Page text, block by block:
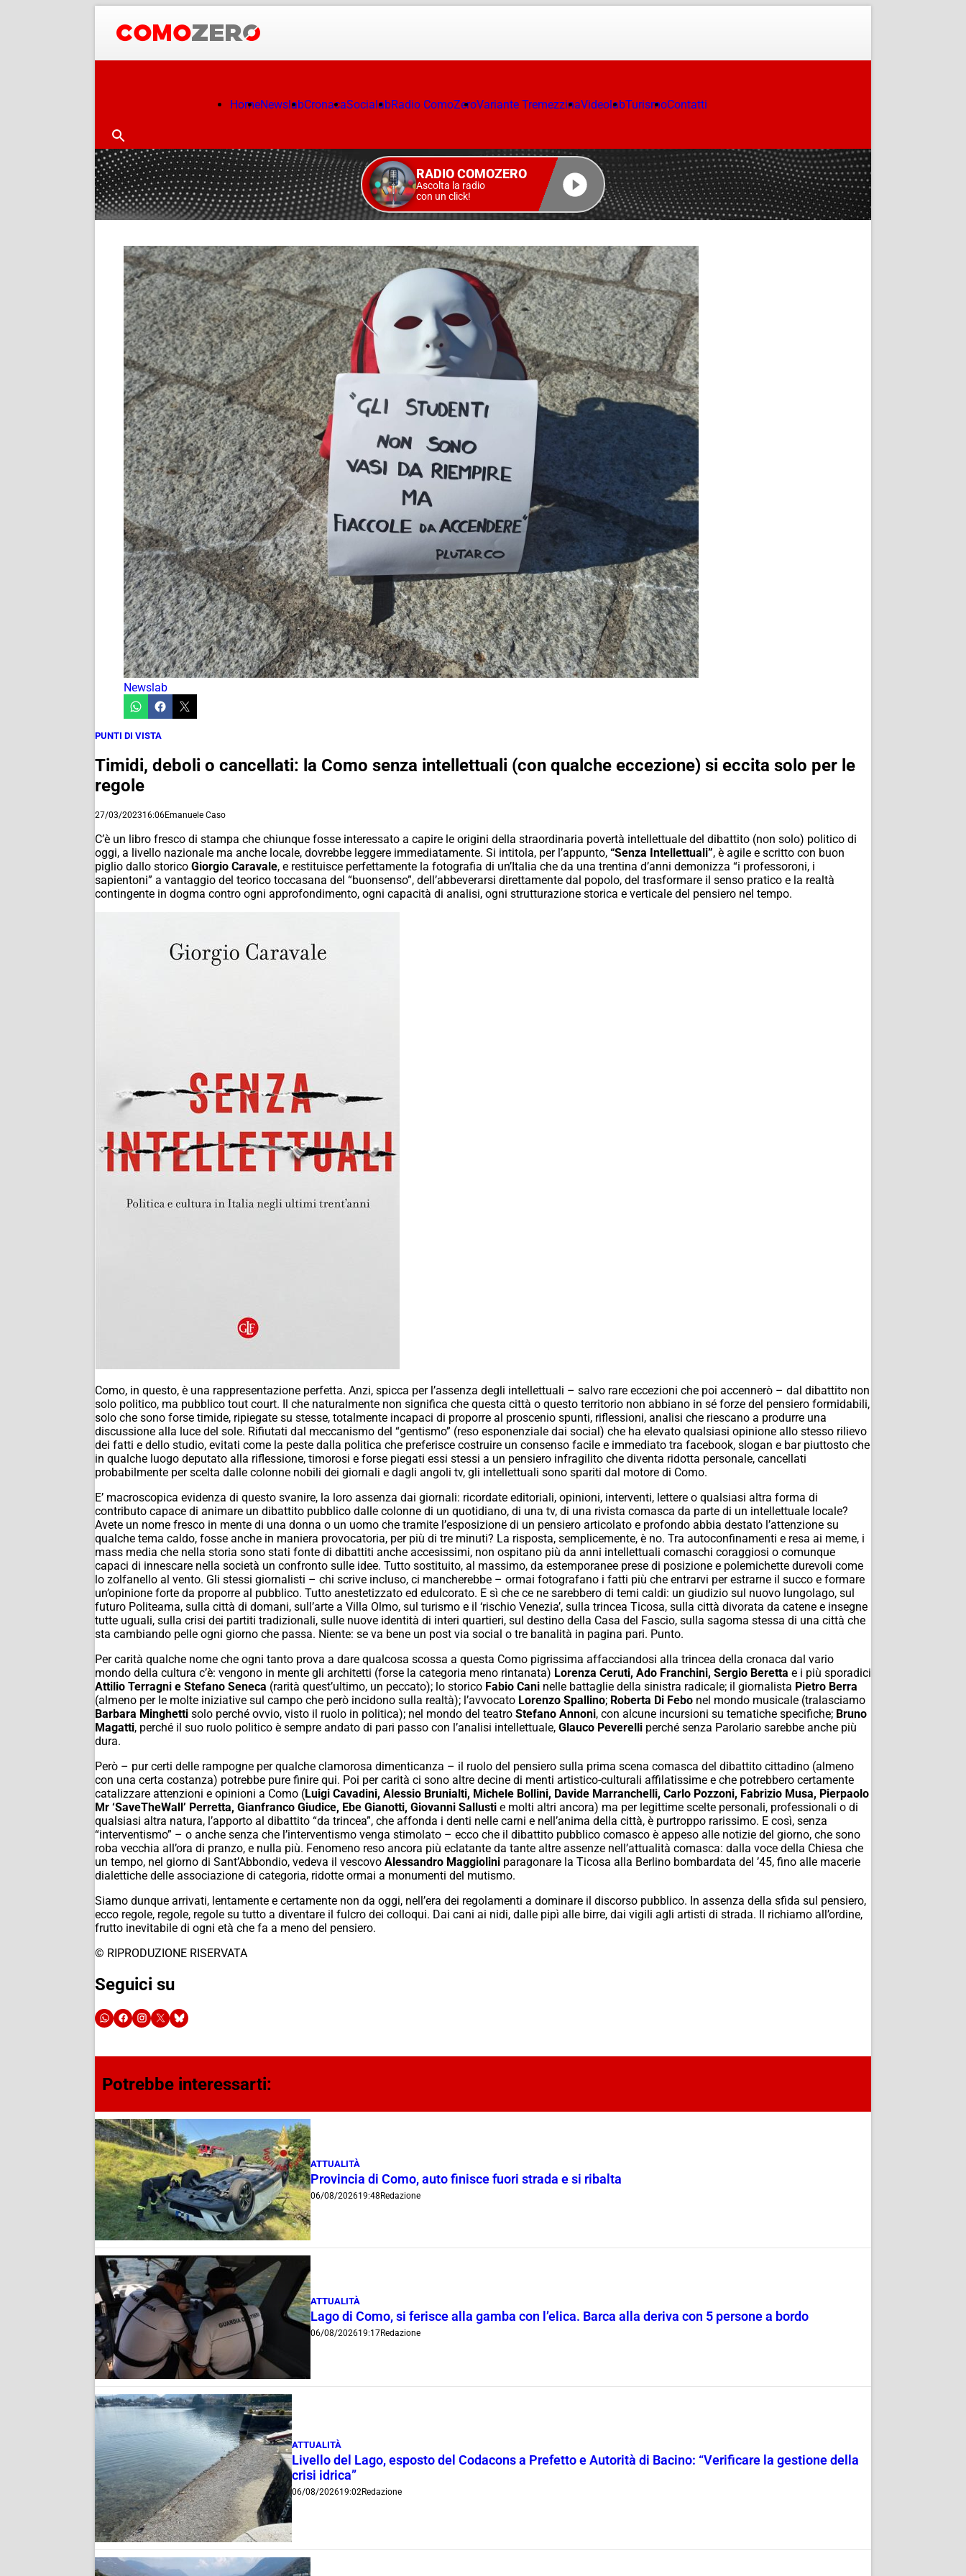
HomeNewslabCronacaSocialabRadio ComoZeroVariante TremezzinaVideolabTurismoContatti
RADIO COMOZERO
Ascolta la radio
con un click!
Newslab
PUNTI DI VISTA
Timidi, deboli o cancellati: la Como senza intellettuali (con qualche eccezione) si eccita solo per le
regole
27/03/202316:06Emanuele Caso
C’è un libro fresco di stampa che chiunque fosse interessato a capire le origini della straordinaria povertà intellettuale del dibattito (non solo) politico di
oggi, a livello nazionale ma anche locale, dovrebbe leggere immediatamente. Si intitola, per l’appunto, “Senza Intellettuali”, è agile e scritto con buon
piglio dallo storico Giorgio Caravale, e restituisce perfettamente la fotografia di un’Italia che da una trentina d’anni demonizza “i professoroni, i
sapientoni” a vantaggio del teorico toccasana del “buonsenso”, dell’abbeverarsi direttamente dal popolo, del trasformare il senso pratico e la realtà
contingente in dogma contro ogni approfondimento, ogni capacità di analisi, ogni strutturazione storica e verticale del pensiero nel tempo.
Como, in questo, è una rappresentazione perfetta. Anzi, spicca per l’assenza degli intellettuali – salvo rare eccezioni che poi accennerò – dal dibattito non
solo politico, ma pubblico tout court. Il che naturalmente non significa che questa città o questo territorio non abbiano in sé forze del pensiero formidabili,
solo che sono forse timide, ripiegate su stesse, totalmente incapaci di proporre al proscenio spunti, riflessioni, analisi che riescano a produrre una
discussione alla luce del sole. Rifiutati dal meccanismo del “gentismo” (reso esponenziale dai social) che ha elevato qualsiasi opinione allo stesso rilievo
dei fatti e dello studio, evitati come la peste dalla politica che preferisce costruire un consenso facile e immediato tra facebook, slogan e bar piuttosto che
in qualche luogo deputato alla riflessione, timorosi e forse piegati essi stessi a un pensiero infragilito che diventa ridotta personale, cancellati
probabilmente per scelta dalle colonne nobili dei giornali e dagli angoli tv, gli intellettuali sono spariti dal motore di Como.
E’ macroscopica evidenza di questo svanire, la loro assenza dai giornali: ricordate editoriali, opinioni, interventi, lettere o qualsiasi altra forma di
contributo capace di animare un dibattito pubblico dalle colonne di un quotidiano, di una tv, di una rivista comasca da parte di un intellettuale locale?
Avete un nome fresco in mente di una donna o un uomo che tramite l’esposizione di un pensiero articolato e profondo abbia destato l’attenzione su
qualche tema caldo, fosse anche in maniera provocatoria, per più di tre minuti? La risposta, semplicemente, è no. Tra autoconfinamenti e resa ai meme, i
mass media che nella storia sono stati fonte di dibattiti anche accesissimi, non ospitano più da anni intellettuali comaschi coraggiosi o comunque
capaci di innescare nella società un confronto sulle idee. Tutto sostituito, al massimo, da estemporanee prese di posizione e polemichette durevoli come
lo zolfanello al vento. Gli stessi giornalisti – chi scrive incluso, ci mancherebbe – ormai fotografano i fatti più che entrarvi per estrarne il succo e formare
un’opinione forte da proporre al pubblico. Tutto anestetizzato ed edulcorato. E sì che ce ne sarebbero di temi caldi: un giudizio sul nuovo lungolago, sul
futuro Politeama, sulla città di domani, sull’arte a Villa Olmo, sul turismo e il ‘rischio Venezia’, sulla trincea Ticosa, sulla città divorata da catene e insegne
tutte uguali, sulla crisi dei partiti tradizionali, sulle nuove identità di interi quartieri, sul destino della Casa del Fascio, sulla sagoma stessa di una città che
sta cambiando pelle ogni giorno che passa. Niente: se va bene un post via social o tre banalità in pagina pari. Punto.
Per carità qualche nome che ogni tanto prova a dare qualcosa scossa a questa Como pigrissima affacciandosi alla trincea della cronaca dal vario
mondo della cultura c’è: vengono in mente gli architetti (forse la categoria meno rintanata) Lorenza Ceruti, Ado Franchini, Sergio Beretta e i più sporadici
Attilio Terragni e Stefano Seneca (rarità quest’ultimo, un peccato); lo storico Fabio Cani nelle battaglie della sinistra radicale; il giornalista Pietro Berra
(almeno per le molte iniziative sul campo che però incidono sulla realtà); l’avvocato Lorenzo Spallino; Roberta Di Febo nel mondo musicale (tralasciamo
Barbara Minghetti solo perché ovvio, visto il ruolo in politica); nel mondo del teatro Stefano Annoni, con alcune incursioni su tematiche specifiche; Bruno
Magatti, perché il suo ruolo politico è sempre andato di pari passo con l’analisi intellettuale, Glauco Peverelli perché senza Parolario sarebbe anche più
dura.
Però – pur certi delle rampogne per qualche clamorosa dimenticanza – il ruolo del pensiero sulla prima scena comasca del dibattito cittadino (almeno
con una certa costanza) potrebbe pure finire qui. Poi per carità ci sono altre decine di menti artistico-culturali affilatissime e che potrebbero certamente
catalizzare attenzioni e opinioni a Como (Luigi Cavadini, Alessio Brunialti, Michele Bollini, Davide Marranchelli, Carlo Pozzoni, Fabrizio Musa, Pierpaolo
Mr ‘SaveTheWall’ Perretta, Gianfranco Giudice, Ebe Gianotti, Giovanni Sallusti e molti altri ancora) ma per legittime scelte personali, professionali o di
qualsiasi altra natura, l’apporto al dibattito “da trincea”, che affonda i denti nelle carni e nell’anima della città, è purtroppo rarissimo. E così, senza
“interventismo” – o anche senza che l’interventismo venga stimolato – ecco che il dibattito pubblico comasco è appeso alle notizie del giorno, che sono
roba vecchia all’ora di pranzo, e nulla più. Fenomeno reso ancora più eclatante da tante altre assenze nell’attualità comasca: dalla voce della Chiesa che
un tempo, nel giorno di Sant’Abbondio, vedeva il vescovo Alessandro Maggiolini paragonare la Ticosa alla Berlino bombardata del ’45, fino alle macerie
dialettiche delle associazione di categoria, ridotte ormai a monumenti del mutismo.
Siamo dunque arrivati, lentamente e certamente non da oggi, nell’era dei regolamenti a dominare il discorso pubblico. In assenza della sfida sul pensiero,
ecco regole, regole, regole su tutto a diventare il fulcro dei colloqui. Dai cani ai nidi, dalle pipì alle birre, dai vigili agli artisti di strada. Il richiamo all’ordine,
frutto inevitabile di ogni età che fa a meno del pensiero.
© RIPRODUZIONE RISERVATA
Seguici su
Potrebbe interessarti:
ATTUALITÀ
Provincia di Como, auto finisce fuori strada e si ribalta
06/08/202619:48 Redazione
ATTUALITÀ
Lago di Como, si ferisce alla gamba con l’elica. Barca alla deriva con 5 persone a bordo
06/08/202619:17Redazione
ATTUALITÀ
Livello del Lago, esposto del Codacons a Prefetto e Autorità di Bacino: “Verificare la gestione della
crisi idrica”
06/08/202619:02Redazione